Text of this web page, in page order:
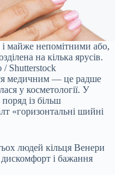
майже непомітними або,
на кілька ярусів.
Shutterstock
медичним — це радше
у косметології. У
із більш
«горизонтальні шийні
людей кільця Венери
і бажання